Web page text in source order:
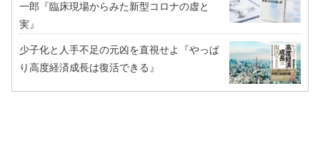
一郎『臨床現場からみた新型コロナの虚と
実』
少子化と人手不足の元凶を直視せよ『やっぱ
り高度経済成長は復活できる』